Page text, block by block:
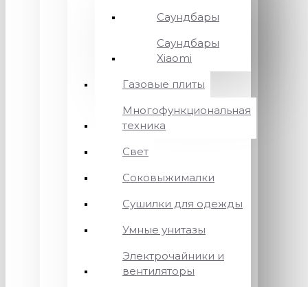
Саундбары
Саундбары
Xiaomi
Газовые плиты
Многофункциональная
техника
Свет
Соковыжималки
Сушилки для одежды
Умные унитазы
Электрочайники и
вентиляторы